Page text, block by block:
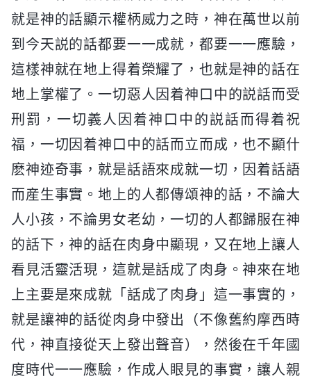
就是神的話顯示權柄威力之時，神在萬世以前
到今天説的話都要一一成就，都要一一應驗，
這樣神就在地上得着榮耀了，也就是神的話在
地上掌權了。一切惡人因着神口中的説話而受
刑罰，一切義人因着神口中的説話而得着祝
福，一切因着神口中的話而立而成，也不顯什
麽神迹奇事，就是話語來成就一切，因着話語
而産生事實。地上的人都傳頌神的話，不論大
人小孩，不論男女老幼，一切的人都歸服在神
的話下，神的話在肉身中顯現，又在地上讓人
看見活靈活現，這就是話成了肉身。神來在地
上主要是來成就「話成了肉身」這一事實的，
就是讓神的話從肉身中發出（不像舊約摩西時
代，神直接從天上發出聲音），然後在千年國
度時代一一應驗，作成人眼見的事實，讓人親